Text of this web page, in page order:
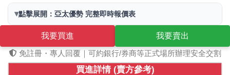
▾點擊展開：亞太優勢 完整即時報價表
我要買進
我要賣出
免註冊・專人回覆｜可約銀行/券商等正式場所辦理安全交割
買進詳情 (賣方參考)